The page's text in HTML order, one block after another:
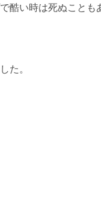
酷い時は死ぬことも
た。